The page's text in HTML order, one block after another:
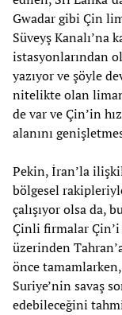
Gwadar gibi Çin
Süveyş Kanalı’na
istasyonlarından
yazıyor ve şöyle
nitelikte olan
de var ve Çin’in
alanını
Pekin, İran’la
bölgesel
çalışıyor olsa da,
Çinli firmalar Çin’i
üzerinden
önce
Suriye’nin savaş
edebileceğini